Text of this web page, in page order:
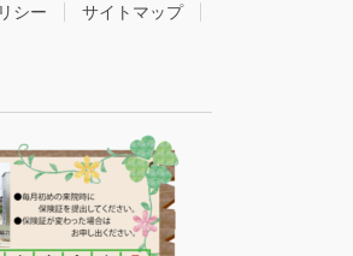
シー サイトマップ